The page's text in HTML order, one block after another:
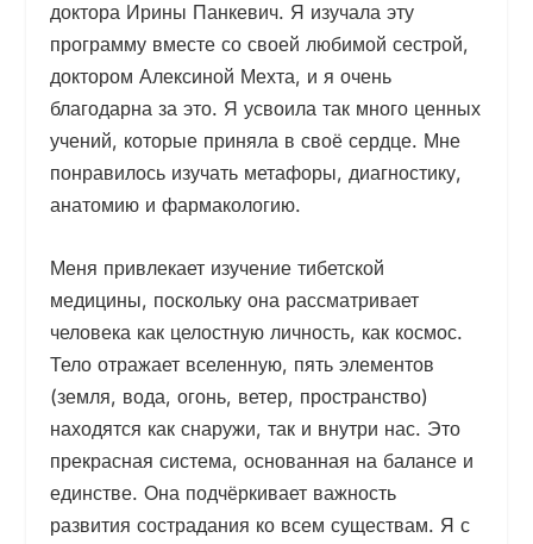
доктора Ирины Панкевич. Я изучала эту
программу вместе со своей любимой сестрой,
доктором Алексиной Мехта, и я очень
благодарна за это. Я усвоила так много ценных
учений, которые приняла в своё сердце. Мне
понравилось изучать метафоры, диагностику,
анатомию и фармакологию.
Меня привлекает изучение тибетской
медицины, поскольку она рассматривает
человека как целостную личность, как космос.
Тело отражает вселенную, пять элементов
(земля, вода, огонь, ветер, пространство)
находятся как снаружи, так и внутри нас. Это
прекрасная система, основанная на балансе и
единстве. Она подчёркивает важность
развития сострадания ко всем существам. Я с